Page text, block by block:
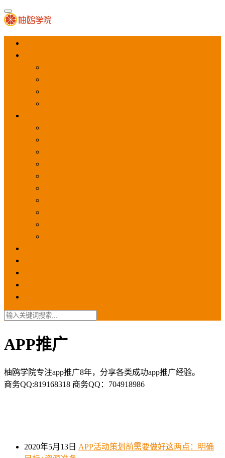
APP推广
柚鸥学院专注app推广8年，分享各类成功app推广经验。
商务QQ:819168318 商务QQ：704918986
2020年5月13日 APP活动策划前需要做好这两点：明确